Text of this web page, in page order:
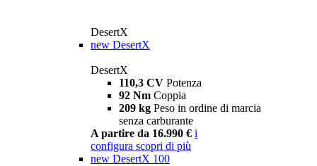
DesertX
new DesertX
DesertX
110,3 CV Potenza
92 Nm Coppia
209 kg Peso in ordine di marcia
senza carburante
A partire da 16.990 € i
configura scopri di più
new DesertX 100